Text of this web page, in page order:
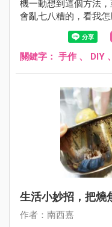
機一動想到這個方法
會亂七八糟的，看我
關鍵字： 手作 、 DIY
生活小妙招，把燒
作者：南西嘉